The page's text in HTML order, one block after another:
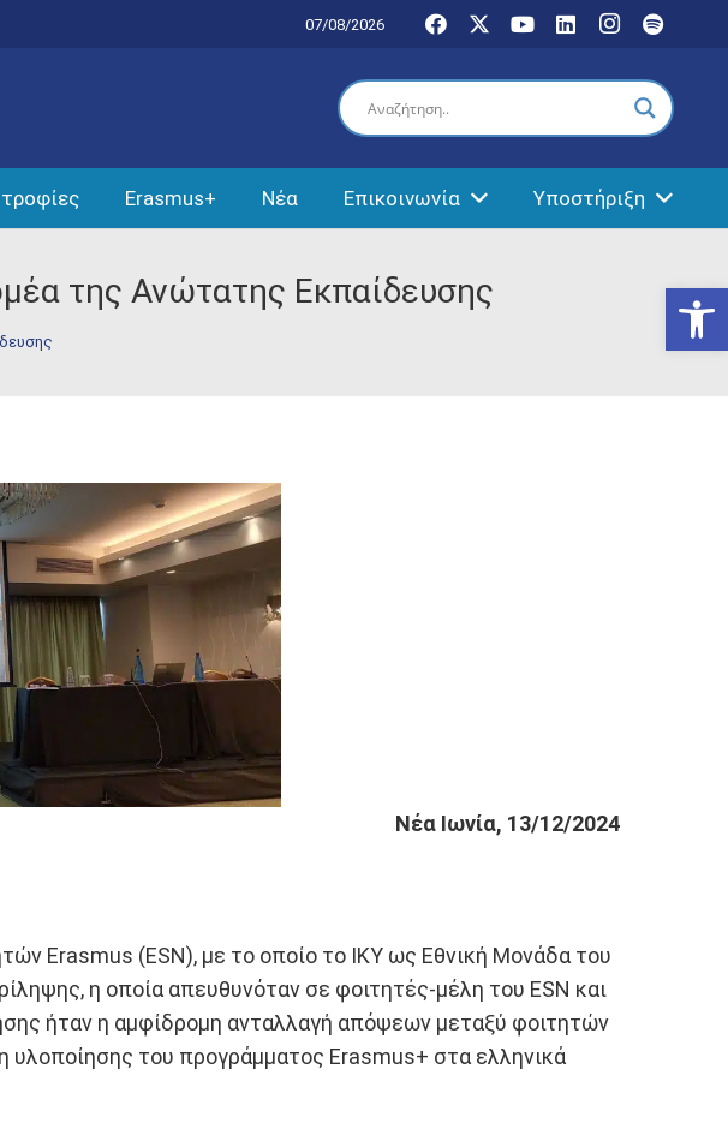
07/08/2026
Erasmus+ Νέα Επικοινωνία Υποστήριξη
της Ανώτατης Εκπαίδευσης
Νέα Ιωνία, 13/12/2024
Erasmus (ESN), με το οποίο το ΙΚΥ ως Εθνική Μονάδα του
η οποία απευθυνόταν σε φοιτητές-μέλη τoυ ESN και
ήταν η αμφίδρομη ανταλλαγή απόψεων μεταξύ φοιτητών
του προγράμματος Erasmus+ στα ελληνικά